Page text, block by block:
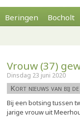
Beringen Bocholt
Vrouw (37)
Dinsdag 23 juni 2020
Kort nieuws van bij
Bij een botsing tussen
jarige vrouw uit